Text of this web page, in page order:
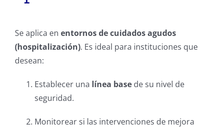
Se aplica en entornos de cuidados agudos
(hospitalización). Es ideal para instituciones que
desean:
Establecer una línea basede su nivel de
seguridad.
Monitorear si las intervenciones de mejora